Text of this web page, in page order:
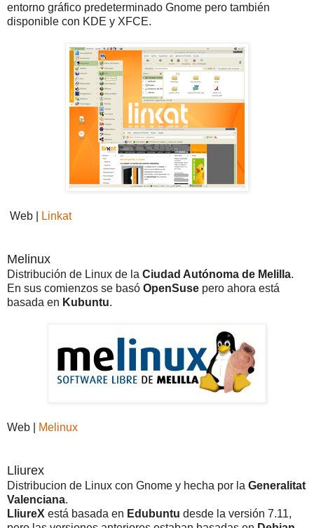
entorno gráfico predeterminado Gnome pero también
disponible con KDE y XFCE.
Web | Linkat
Melinux
Distribución de Linux de la Ciudad Autónoma de Melilla.
En sus comienzos se basó OpenSuse pero ahora está
basada en Kubuntu.
Web | Melinux
Lliurex
Distribucion de Linux con Gnome y hecha por la Generalitat
Valenciana.
LliureX está basada en Edubuntu desde la versión 7.11,